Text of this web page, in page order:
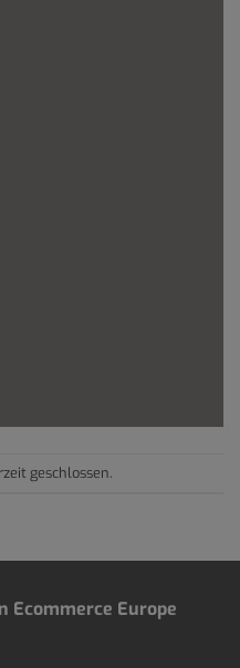
geschlossen.
Ecommerce Europe